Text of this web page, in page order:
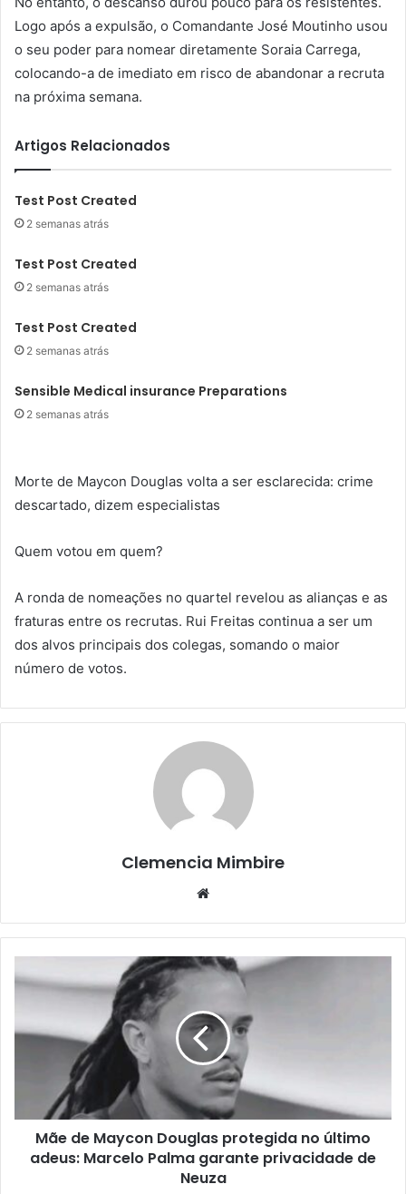
Logo após a expulsão, o Comandante José Moutinho usou
o seu poder para nomear diretamente Soraia Carrega,
colocando-a de imediato em risco de abandonar a recruta
na próxima semana.
Artigos Relacionados
Test Post Created
2 semanas atrás
Test Post Created
2 semanas atrás
Test Post Created
2 semanas atrás
Sensible Medical insurance Preparations
2 semanas atrás
Morte de Maycon Douglas volta a ser esclarecida: crime
descartado, dizem especialistas
Quem votou em quem?
A ronda de nomeações no quartel revelou as alianças e as
fraturas entre os recrutas. Rui Freitas continua a ser um
dos alvos principais dos colegas, somando o maior
número de votos.
Clemencia Mimbire
Website
Mãe de Maycon Douglas protegida no último
adeus: Marcelo Palma garante privacidade de
Neuza